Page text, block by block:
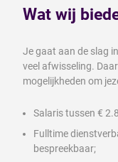
Wat wij
Je gaat aan de slag
veel afwisseling.
mogelijkheden om
Salaris tussen €
Fulltime
bespreekbaar;